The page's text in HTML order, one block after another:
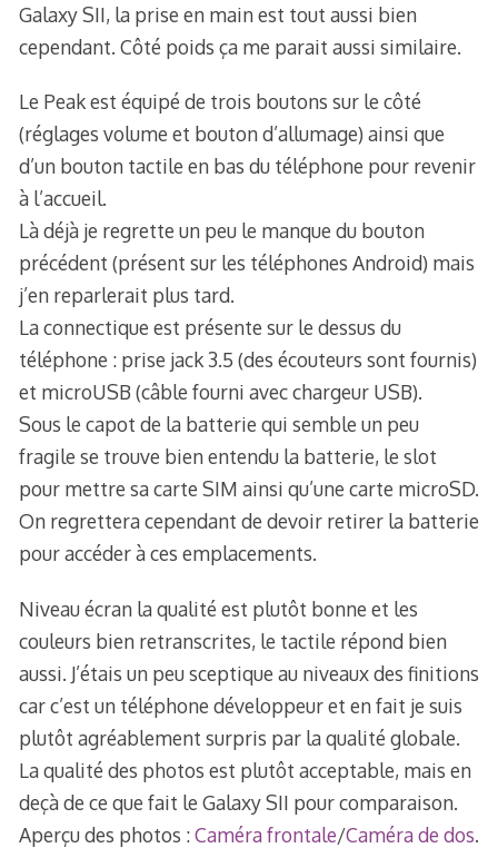
Galaxy SII, la prise en main est tout aussi bien
cependant. Côté poids ça me parait aussi similaire.
Le Peak est équipé de trois boutons sur le côté
(réglages volume et bouton d’allumage) ainsi que
d’un bouton tactile en bas du téléphone pour revenir
à l’accueil.
Là déjà je regrette un peu le manque du bouton
précédent (présent sur les téléphones Android) mais
j’en reparlerait plus tard.
La connectique est présente sur le dessus du
téléphone : prise jack 3.5 (des écouteurs sont fournis)
et microUSB (câble fourni avec chargeur USB).
Sous le capot de la batterie qui semble un peu
fragile se trouve bien entendu la batterie, le slot
pour mettre sa carte SIM ainsi qu’une carte microSD.
On regrettera cependant de devoir retirer la batterie
pour accéder à ces emplacements.
Niveau écran la qualité est plutôt bonne et les
couleurs bien retranscrites, le tactile répond bien
aussi. J’étais un peu sceptique au niveaux des finitions
car c’est un téléphone développeur et en fait je suis
plutôt agréablement surpris par la qualité globale.
La qualité des photos est plutôt acceptable, mais en
deçà de ce que fait le Galaxy SII pour comparaison.
Aperçu des photos :Caméra frontale/Caméra de dos.